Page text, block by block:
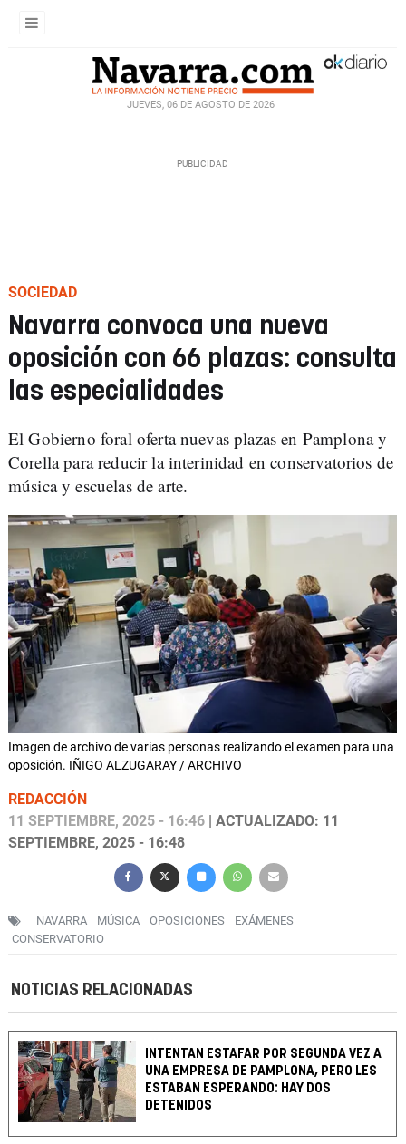
JUEVES, 06 DE AGOSTO DE 2026
SOCIEDAD
Navarra convoca una nueva
oposición con 66 plazas: consulta
las especialidades
El Gobierno foral oferta nuevas plazas en Pamplona y
Corella para reducir la interinidad en conservatorios de
música y escuelas de arte.
Imagen de archivo de varias personas realizando el examen para una
oposición. IÑIGO ALZUGARAY / ARCHIVO
REDACCIÓN
11 SEPTIEMBRE, 2025 - 16:46 | ACTUALIZADO: 11
SEPTIEMBRE, 2025 - 16:48
NAVARRA MÚSICA OPOSICIONES
EXÁMENES
CONSERVATORIO
NOTICIAS RELACIONADAS
INTENTAN ESTAFAR POR SEGUNDA VEZ A
UNA EMPRESA DE PAMPLONA, PERO LES
ESTABAN ESPERANDO: HAY DOS
DETENIDOS